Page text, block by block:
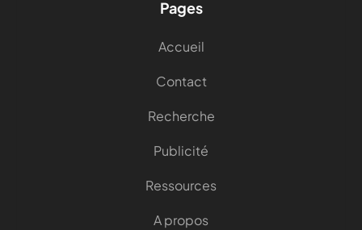
Pages
Accueil
Contact
Recherche
Publicité
Ressources
A propos